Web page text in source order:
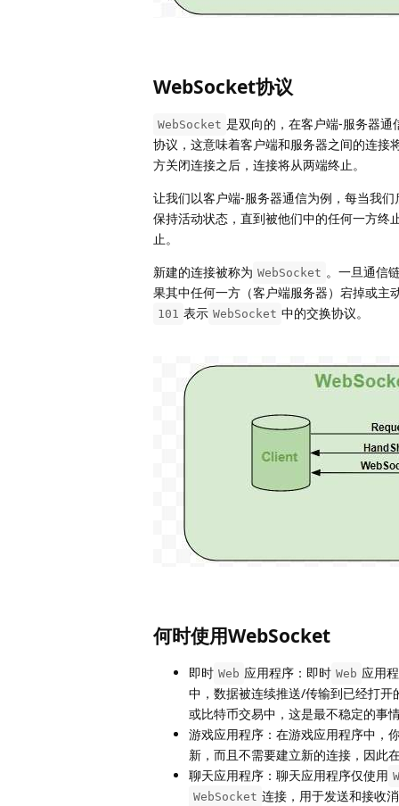
WebSocket协议
WebSocket 是双向的，在客户端-服务器
协议，这意味着客户端和服务器之间的连接
方关闭连接之后，连接将从两端终止。
让我们以客户端-服务器通信为例，每当我
保持活动状态，直到被他们中的任何一方终
止。
新建的连接被称为 WebSocket 。一旦通信
果其中任何一方（客户端服务器）宕掉或主
101 表示 WebSocket 中的交换协议。
何时使用WebSocket
即时 Web 应用程序：即时 Web 应用
中，数据被连续推送/传输到已经打开
或比特币交易中，这是最不稳定的事
游戏应用程序：在游戏应用程序中，
新，而且不需要建立新的连接，因此
聊天应用程序：聊天应用程序仅使用
WebSocket 连接，用于发送和接收